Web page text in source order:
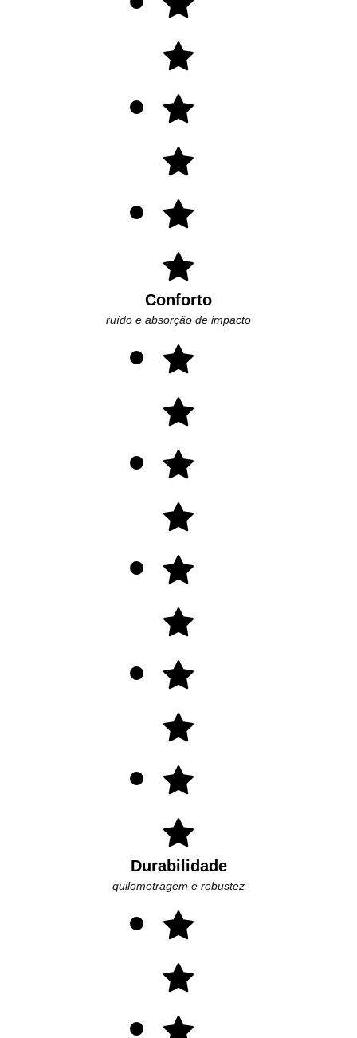
Conforto
ruído e absorção de impacto
Durabilidade
quilometragem e robustez